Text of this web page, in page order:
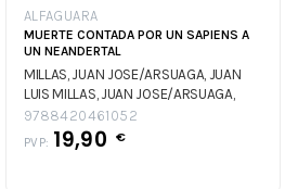
ALFAGUARA
MUERTE CONTADA POR UN SAPIENS A
UN NEANDERTAL
MILLAS, JUAN JOSE/ARSUAGA, JUAN
LUIS MILLAS, JUAN JOSE/ARSUAGA,
JUAN LUIS
9788420461052
PVP: 19,90 €